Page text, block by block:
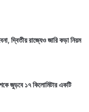
দ্বিতীয় রাজ্যেও জারি কড়া নিয়ম
জুড়বে ১৭ কিলোমিটার একটি